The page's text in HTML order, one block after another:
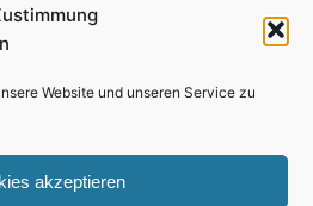
Website und unseren Service zu
akzeptieren
Tipps zur Zinsentwicklung